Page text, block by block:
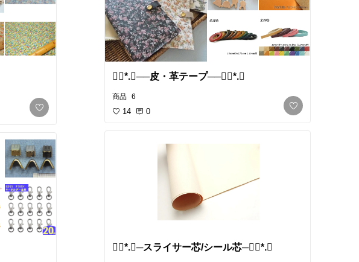
❁⃘*.ﾟ​──皮・革テープ──❁⃘*.ﾟ
商品 6
14 0
❁⃘*.ﾟ​─スライサー芯/シール芯─❁⃘*.ﾟ